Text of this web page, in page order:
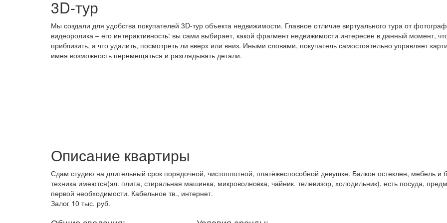
3D-тур
Мы создали для удобства покупателей 3D-тур объекта недвижимости. Главное отличие виртуального тура от
видеоролика – его интерактивность: вы сами выбирает, какой фрагмент недвижимости интересен в данный момент,
приблизить, а что удалить, посмотреть ли вверх или вниз. Иными словами, покупатель самостоятельно управляет
имея возможность перемещаться и разглядывать детали.
Описание квартиры
Сдам студию на длительный срок порядочной, чистоплотной, платёжеспособной девушке. Балкон остеклен, мебель и
техника имеются(эл. плита, стиральная машинка, микроволновка, чайник. телевизор, холодильник), есть посуда,
первой необходимости. Кабельное тв., интернет.
Залог 10 тыс. руб.